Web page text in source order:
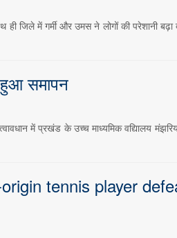
जिले में गर्मी और उमस ने लोगों की परेशानी
हुआ समापन
में प्रखंड के उच्च माध्यमिक वद्यिालय
tennis player